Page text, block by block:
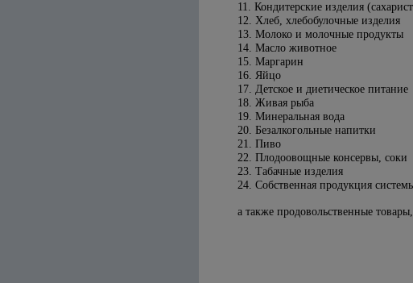
11. Кондитерские изделия
12. Хлеб, хлебобулочные изделия
13. Молоко и молочные продукты
14. Масло животное
15. Маргарин
16. Яйцо
17. Детское и диетическое питание
18. Живая рыба
19. Минеральная вода
20. Безалкогольные напитки
21. Пиво
22. Плодоовощные консервы, соки
23. Табачные изделия
24. Собственная продукция
а также продовольственные